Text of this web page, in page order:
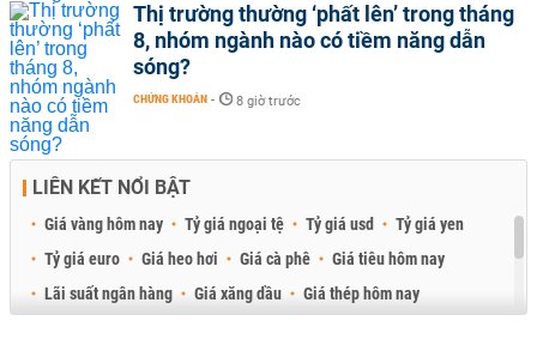
Thị trường thường ‘phất lên’ trong tháng
8, nhóm ngành nào có tiềm năng dẫn
sóng?
CHỨNG KHOÁN - 8 giờ trước
LIÊN KẾT NỔI BẬT
Giá vàng hôm nay Tỷ giá ngoại tệ Tỷ giá usd
Tỷ giá yen
Tỷ giá euro
Giá heo hơi Giá cà phê
Giá tiêu hôm nay
Lãi suất ngân hàng
Giá xăng dầu
Giá thép hôm nay